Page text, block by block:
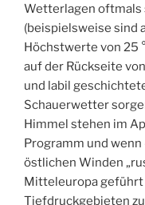
Wetterlagen oftmals
(beispielsweise sind
Höchstwerte von 25
auf der Rückseite
und labil
Schauerwetter
Himmel stehen im
Programm und wenn
östlichen Winden
Mitteleuropa geführt
Tiefdruckgebieten